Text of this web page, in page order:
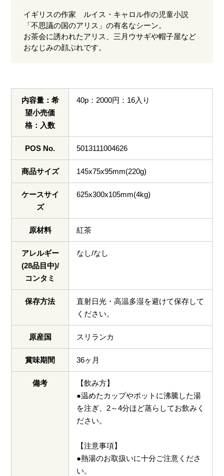
イギリスの作家 ルイス・キャロル作の児童小説
「不思議の国のアリス」の有名なシーン。
お茶会に誘われたアリス、三月ウサギや帽子屋など
おなじみの顔ぶれです。
内容量：希
望小売価
格：入数
40p：2000円：16入り
POS No. 5013111004626
商品サイズ 145x75x95mm(220g)
ケースサイ
ズ
625x300x105mm(4kg)
原材料 紅茶
アレルギー
(28品目中)/
コンタミ
なし/なし
保存方法
直射日光・高温多湿を避けて保存して
ください。
原産国 スリランカ
賞味期間 36ヶ月
備考
【飲み方】
●温めたカップやポットに沸騰した湯
を注ぎ、2～4分ほど蒸らしてお飲みく
ださい。
【注意事項】
●熱湯のお取扱いに十分ご注意くださ
い。